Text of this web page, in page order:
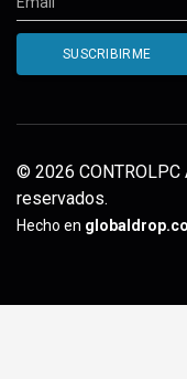
© 2026 CONTROLPC
reservados.
Hecho en